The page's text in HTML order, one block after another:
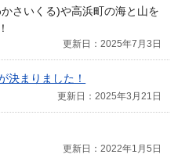
さいくる)や高浜町の海と山を
更新日：2025年7月3日
決まりました！
更新日：2025年3月21日
更新日：2022年1月5日